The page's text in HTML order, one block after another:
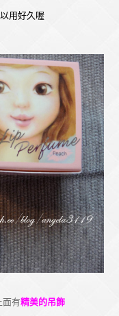
用好久喔
面有精美的吊飾